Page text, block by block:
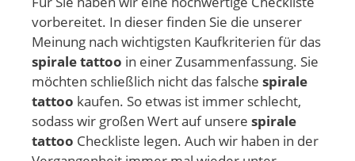
vorbereitet. In dieser finden Sie die unserer
Meinung nach wichtigsten Kaufkriterien für das
spirale tattoo in einer Zusammenfassung. Sie
möchten schließlich nicht das falsche spirale
tattoo kaufen. So etwas ist immer schlecht,
sodass wir großen Wert auf unsere spirale
tattoo Checkliste legen. Auch wir haben in der